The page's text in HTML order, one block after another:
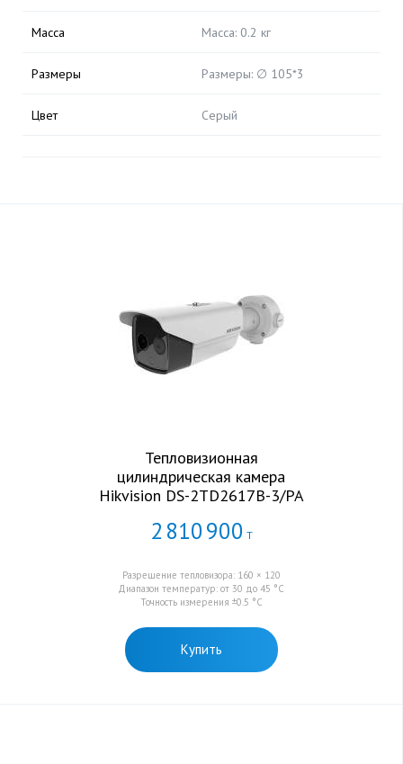
Масса Масса: 0.2 кг
Размеры Размеры: ∅ 105*3
Цвет Серый
Тепловизионная
цилиндрическая камера
Hikvision DS-2TD2617B-3/PA
2 810900 Т
Разрешение тепловизора: 160 × 120
Диапазон температур: от 30 до 45 °C
Точность измерения ±0.5 °C
Купить